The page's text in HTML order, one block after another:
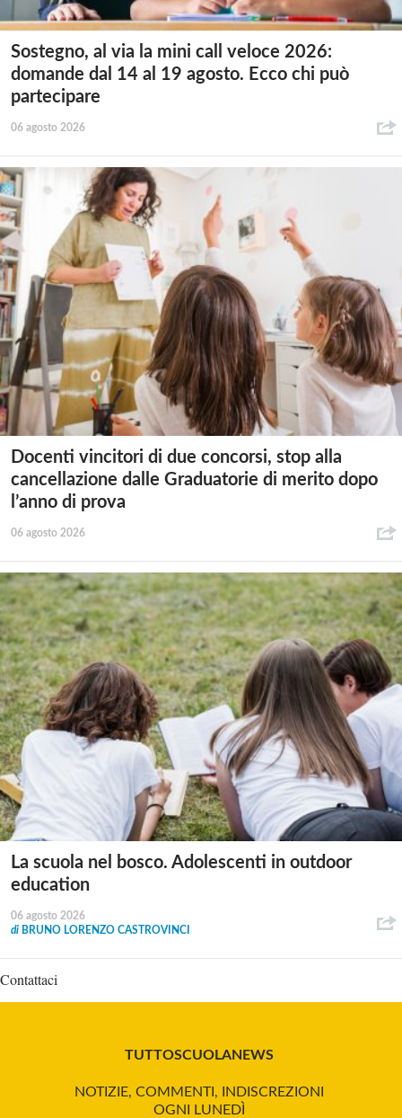
Sostegno, al via la mini call veloce 2026:
domande dal 14 al 19 agosto. Ecco chi può
partecipare
06 agosto 2026
Docenti vincitori di due concorsi, stop alla
cancellazione dalle Graduatorie di merito dopo
l’anno di prova
06 agosto 2026
La scuola nel bosco. Adolescenti in outdoor
education
06 agosto 2026
di BRUNO LORENZO CASTROVINCI
Contattaci
TUTTOSCUOLANEWS
NOTIZIE, COMMENTI, INDISCREZIONI
OGNI LUNEDÌ